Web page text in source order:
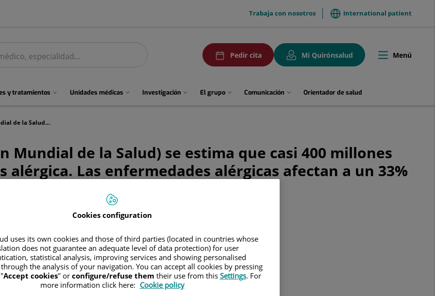
menuTop
Trabaja con nosotros International patient
menuPedirCita
Pedir cita
Mi Quirónsalud
Toggle
Menú
y tratamientos Unidades médicas Investigación El grupo Comunicación Orientador de salud
Según la OMS (Organización Mundial de la Salud) se estima que casi 400 millones de personas padecen rinitis alérgica. Las enfermedades alérgicas afectan a un 33% de la población, siendo la rinitis alérgica la más común.
Mundial de la Salud) se estima que casi 400 millones
Las enfermedades alérgicas afectan a un 33%
alérgica la más común.
Cookies configuration
uses its own cookies and those of third parties (located in countries whose
does not guarantee an adequate level of data protection) for user
statistical analysis, improving services and showing personalised
the analysis of your navigation. You can accept all cookies by pressing
Accept cookies" or configure/refuse them their use from this Settings. For
more information click here: Cookie policy